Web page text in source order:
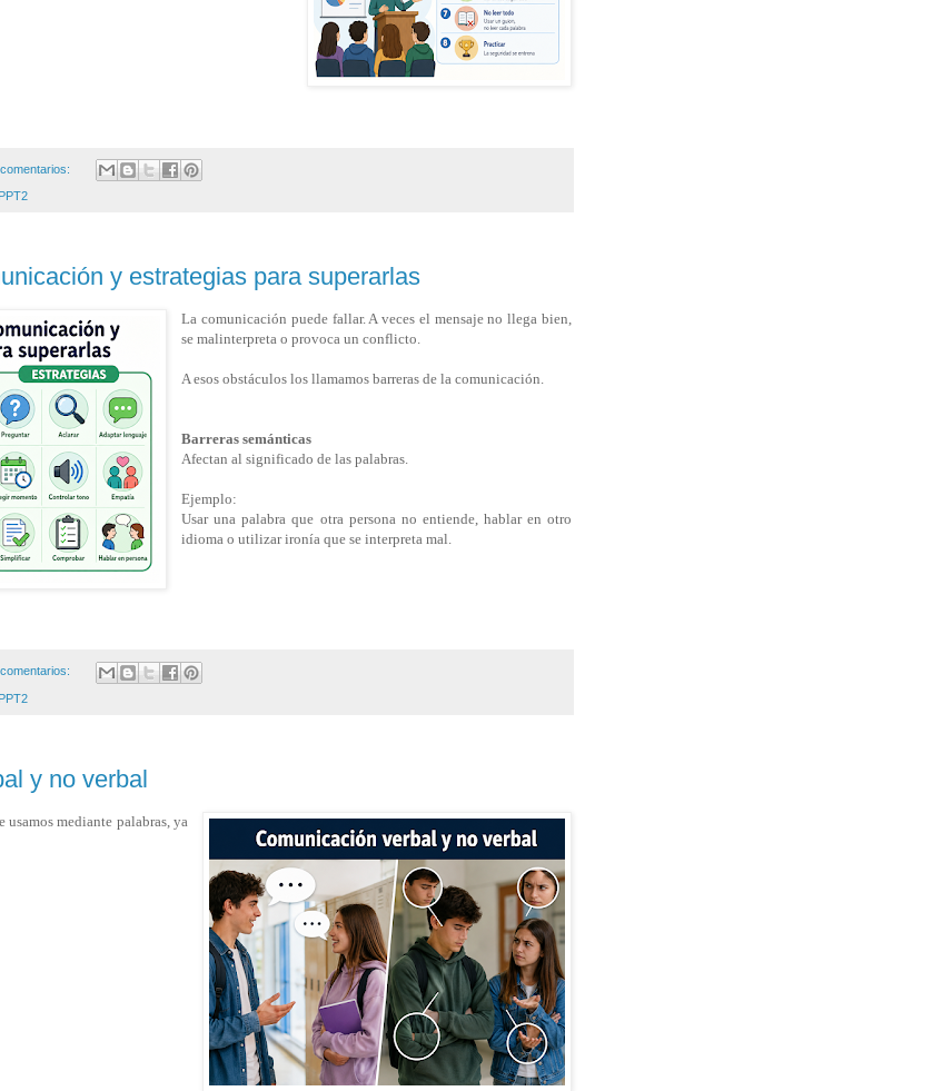
y estrategias para superarlas
La comunicación puede fallar. A veces el mensaje no llega bien,
se malinterpreta o provoca un conflicto.
A esos obstáculos los llamamos barreras de la comunicación.
Barreras semánticas
Afectan al significado de las palabras.
Ejemplo:
Usar una palabra que otra persona no entiende, hablar en otro
idioma o utilizar ironía que se interpreta mal.
y no verbal
usamos mediante palabras, ya